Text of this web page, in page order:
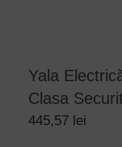
Yala
Clasa
445,57 lei